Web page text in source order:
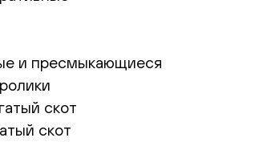
и пресмыкающиеся
скот
скот